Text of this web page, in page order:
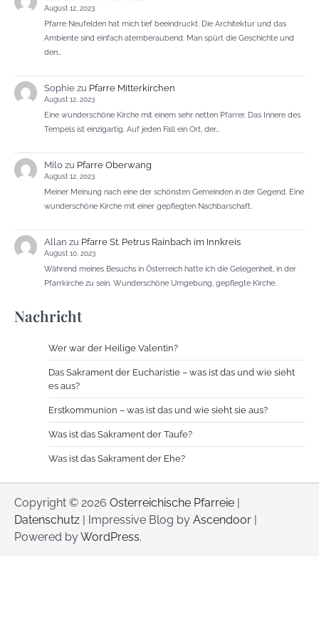
August 12, 2023
Pfarre Neufelden hat mich tief beeindruckt. Die Architektur und das
Ambiente sind einfach atemberaubend. Man spürt die Geschichte und
den…
Sophiezu Pfarre Mitterkirchen
August 12, 2023
Eine wunderschöne Kirche mit einem sehr netten Pfarrer. Das Innere des
Tempels ist einzigartig. Auf jeden Fall ein Ort, der…
Milozu Pfarre Oberwang
August 12, 2023
Meiner Meinung nach eine der schönsten Gemeinden in der Gegend. Eine
wunderschöne Kirche mit einer gepflegten Nachbarschaft.
Allan zu Pfarre St. Petrus Rainbach im Innkreis
August 10, 2023
Während meines Besuchs in Österreich hatte ich die Gelegenheit, in der
Pfarrkirche zu sein. Wunderschöne Umgebung, gepflegte Kirche.
Nachricht
Wer war der Heilige Valentin?
Das Sakrament der Eucharistie – was ist das und wie sieht
es aus?
Erstkommunion – was ist das und wie sieht sie aus?
Was ist das Sakrament der Taufe?
Was ist das Sakrament der Ehe?
Copyright © 2026 Osterreichische Pfarreie |
Datenschutz | Impressive Blog by Ascendoor |
Powered byWordPress.